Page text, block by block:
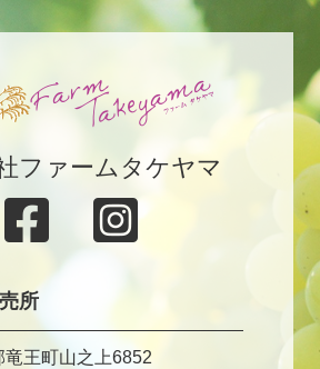
ファームタケヤマ
所
竜王町山之上6852